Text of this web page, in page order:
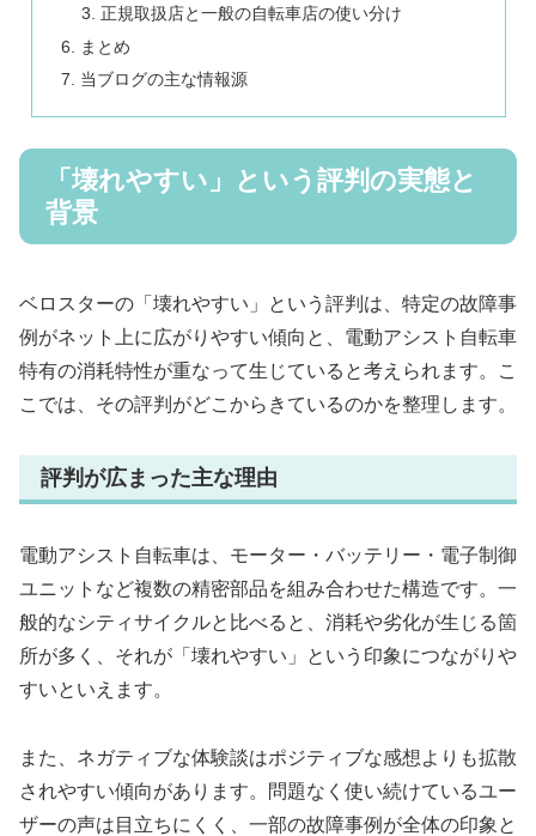
正規取扱店と一般の自転車店の使い分け
まとめ
当ブログの主な情報源
「壊れやすい」という評判の実態と
背景
ベロスターの「壊れやすい」という評判は、特定の故障事
例がネット上に広がりやすい傾向と、電動アシスト自転車
特有の消耗特性が重なって生じていると考えられます。こ
こでは、その評判がどこからきているのかを整理します。
評判が広まった主な理由
電動アシスト自転車は、モーター・バッテリー・電子制御
ユニットなど複数の精密部品を組み合わせた構造です。一
般的なシティサイクルと比べると、消耗や劣化が生じる箇
所が多く、それが「壊れやすい」という印象につながりや
すいといえます。
また、ネガティブな体験談はポジティブな感想よりも拡散
されやすい傾向があります。問題なく使い続けているユー
ザーの声は目立ちにくく、一部の故障事例が全体の印象と